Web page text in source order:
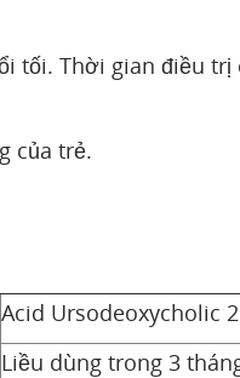
tối. Thời gian điều trị
của trẻ.
Acid Ursodeoxycholic
Liều dùng trong 3